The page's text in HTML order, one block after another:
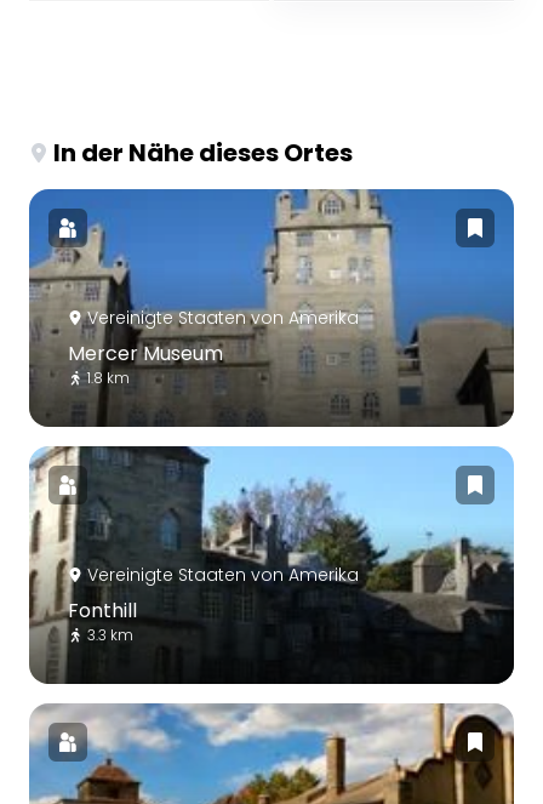
In der Nähe dieses Ortes
Vereinigte Staaten von Amerika
Mercer Museum
1.8 km
Vereinigte Staaten von Amerika
Fonthill
3.3 km